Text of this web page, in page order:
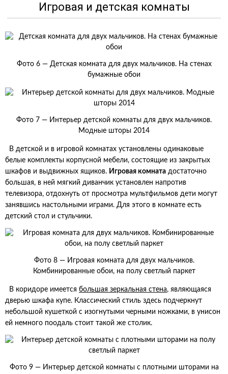
Игровая и детская комнаты
Фото 6 — Детская комната для двух мальчиков. На стенах
бумажные обои
Фото 7 — Интерьер детской комнаты для двух мальчиков.
Модные шторы 2014
В детской и в игровой комнатах установлены одинаковые
белые комплекты корпусной мебели, состоящие из закрытых
шкафов и выдвижных ящиков. Игровая комната достаточно
большая, в ней мягкий диванчик установлен напротив
телевизора, отдохнуть от просмотра мультфильмов дети могут
занявшись настольными играми. Для этого в комнате есть
детский стол и стульчики.
Фото 8 — Игровая комната для двух мальчиков.
Комбинированные обои, на полу светлый паркет
В коридоре имеется большая зеркальная стена, являющаяся
дверью шкафа купе. Классический стиль здесь подчеркнут
небольшой кушеткой с изогнутыми черными ножками, в унисон
ей немного поодаль стоит такой же столик.
Фото 9 — Интерьер детской комнаты с плотными шторами на